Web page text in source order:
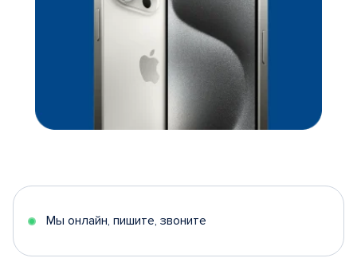
Мы онлайн, пишите, звоните